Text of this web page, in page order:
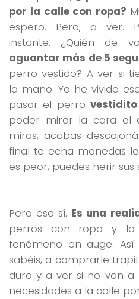
por la calle con ropa?
espero. Pero, a ver.
instante. ¿Quién de
aguantar más de 5
perro vestido? A ver si
la mano. Yo he vivido
pasar el perro
poder mirar la cara al
miras, acabas
final te echa monedas
es peor, puedes herir sus
Pero eso sí. Es una
perros con ropa y
fenómeno en auge.
sabéis, a comprarle
duro y a ver si no van a
necesidades a la calle